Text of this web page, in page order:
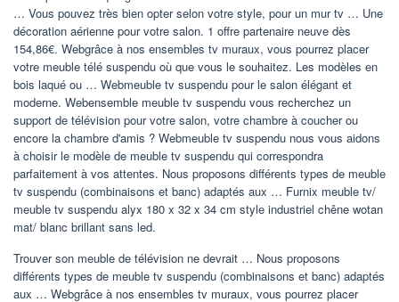
… Vous pouvez très bien opter selon votre style, pour un mur tv … Une
décoration aérienne pour votre salon. 1 offre partenaire neuve dès
154,86€. Webgrâce à nos ensembles tv muraux, vous pourrez placer
votre meuble télé suspendu où que vous le souhaitez. Les modèles en
bois laqué ou … Webmeuble tv suspendu pour le salon élégant et
moderne. Webensemble meuble tv suspendu vous recherchez un
support de télévision pour votre salon, votre chambre à coucher ou
encore la chambre d'amis ? Webmeuble tv suspendu nous vous aidons
à choisir le modèle de meuble tv suspendu qui correspondra
parfaitement à vos attentes. Nous proposons différents types de meuble
tv suspendu (combinaisons et banc) adaptés aux … Furnix meuble tv/
meuble tv suspendu alyx 180 x 32 x 34 cm style industriel chêne wotan
mat/ blanc brillant sans led.
Trouver son meuble de télévision ne devrait … Nous proposons
différents types de meuble tv suspendu (combinaisons et banc) adaptés
aux … Webgrâce à nos ensembles tv muraux, vous pourrez placer